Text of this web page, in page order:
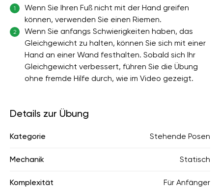
1
Wenn Sie Ihren Fuß nicht mit der Hand greifen
können, verwenden Sie einen Riemen.
2
Wenn Sie anfangs Schwierigkeiten haben, das
Gleichgewicht zu halten, können Sie sich mit einer
Hand an einer Wand festhalten. Sobald sich Ihr
Gleichgewicht verbessert, führen Sie die Übung
ohne fremde Hilfe durch, wie im Video gezeigt.
Details zur Übung
Kategorie Stehende Posen
Mechanik Statisch
Komplexität Für Anfänger